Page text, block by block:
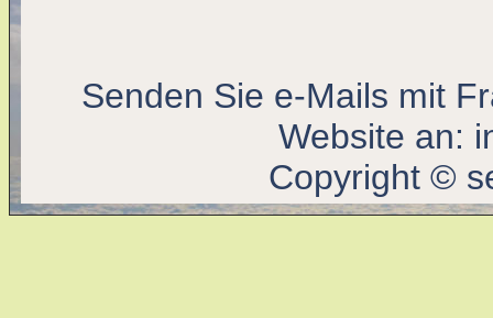
Senden Sie e-Mails mit
Website an:
Copyright ©